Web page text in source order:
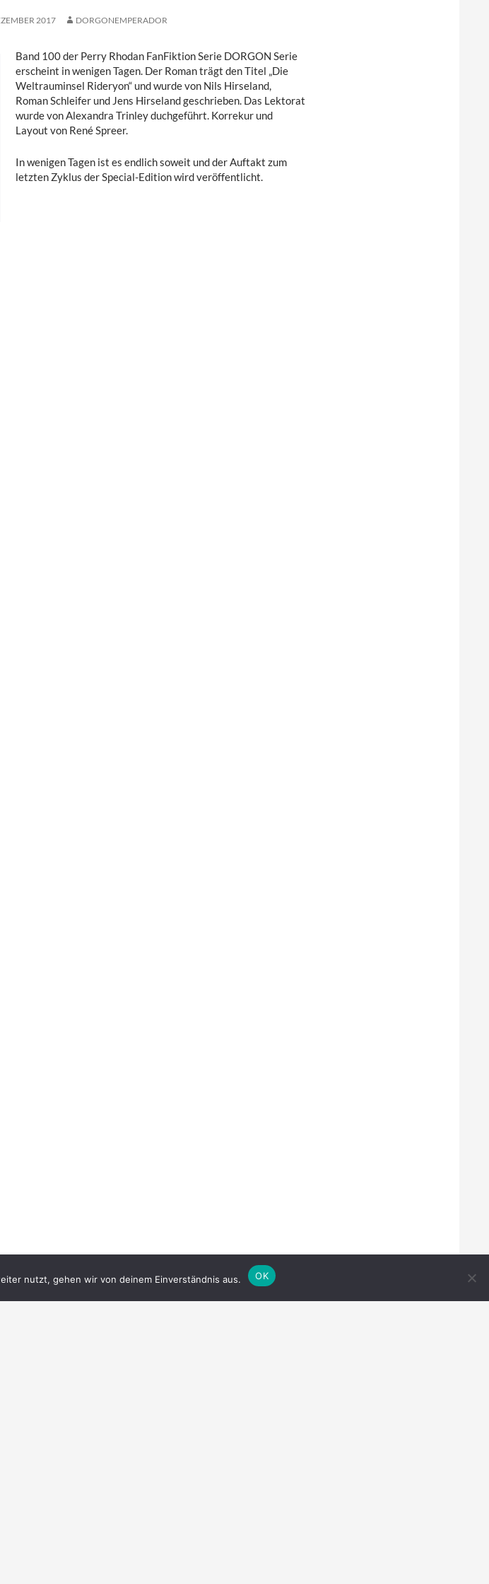
2017 DORGONEMPERADOR
Band 100 der Perry Rhodan FanFiktion Serie DORGON Serie
erscheint in wenigen Tagen. Der Roman trägt den Titel „Die
Weltrauminsel Rideryon“ und wurde von Nils Hirseland,
Roman Schleifer und Jens Hirseland geschrieben. Das Lektorat
wurde von Alexandra Trinley duchgeführt. Korrekur und
Layout von René Spreer.
In wenigen Tagen ist es endlich soweit und der Auftakt zum
letzten Zyklus der Special-Edition wird veröffentlicht.
nutzt, gehen wir von deinem Einverständnis aus. OK